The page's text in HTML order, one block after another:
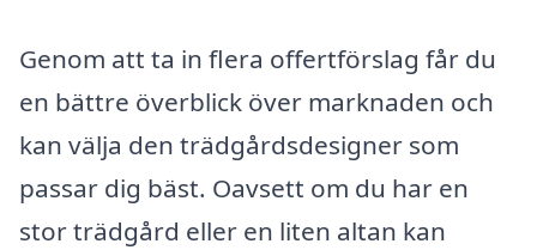
Genom att ta in flera offertförslag får du
en bättre överblick över marknaden och
kan välja den trädgårdsdesigner som
passar dig bäst. Oavsett om du har en
stor trädgård eller en liten altan kan